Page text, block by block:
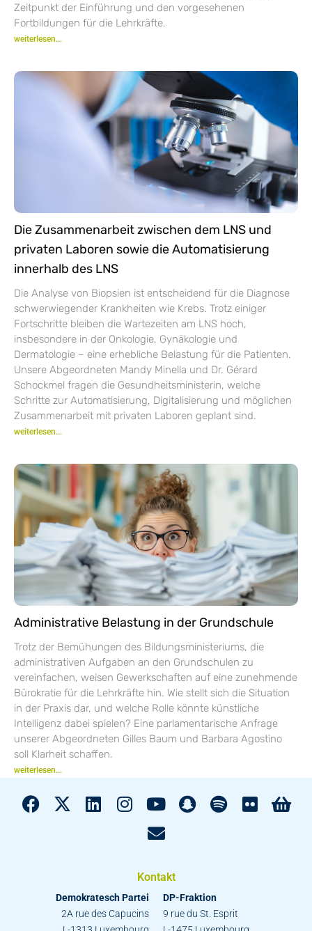
Zeitpunkt der Einführung und den vorgesehenen
Fortbildungen für die Lehrkräfte.
weiterlesen...
Die Zusammenarbeit zwischen dem LNS und
privaten Laboren sowie die Automatisierung
innerhalb des LNS
Die Analyse von Biopsien ist entscheidend für die Diagnose
schwerwiegender Krankheiten wie Krebs. Trotz einiger
Fortschritte bleiben die Wartezeiten am LNS hoch,
insbesondere in der Onkologie, Gynäkologie und
Dermatologie – eine erhebliche Belastung für die Patienten.
Unsere Abgeordneten Mandy Minella und Dr. Gérard
Schockmel fragen die Gesundheitsministerin, welche
Schritte zur Automatisierung, Digitalisierung und möglichen
Zusammenarbeit mit privaten Laboren geplant sind.
weiterlesen...
Administrative Belastung in der Grundschule
Trotz der Bemühungen des Bildungsministeriums, die
administrativen Aufgaben an den Grundschulen zu
vereinfachen, weisen Gewerkschaften auf eine zunehmende
Bürokratie für die Lehrkräfte hin. Wie stellt sich die Situation
in der Praxis dar, und welche Rolle könnte künstliche
Intelligenz dabei spielen? Eine parlamentarische Anfrage
unserer Abgeordneten Gilles Baum und Barbara Agostino
soll Klarheit schaffen.
weiterlesen...
Kontakt
Demokratesch Partei
2A rue des Capucins
DP-Fraktion
9 rue du St. Esprit